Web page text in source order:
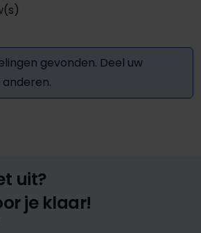
gevonden. Deel uw
uit?
je klaar!